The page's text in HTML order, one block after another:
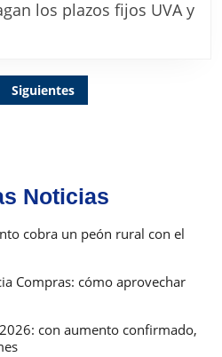
los plazos fijos UVA y
Siguientes
Noticias
cobra un peón rural con el
Compras: cómo aprovechar
con aumento confirmado,